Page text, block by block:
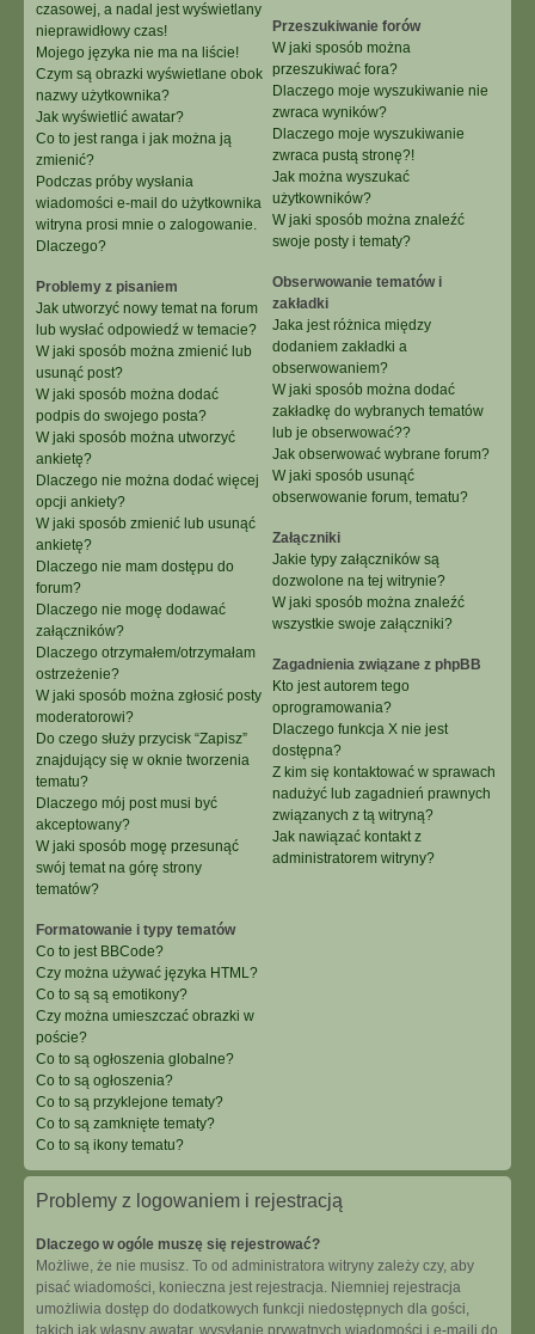
czasowej, a nadal jest wyświetlany
nieprawidłowy czas!
Mojego języka nie ma na liście!
Czym są obrazki wyświetlane obok
nazwy użytkownika?
Jak wyświetlić awatar?
Co to jest ranga i jak można ją
zmienić?
Podczas próby wysłania
wiadomości e-mail do użytkownika
witryna prosi mnie o zalogowanie.
Dlaczego?
Problemy z pisaniem
Jak utworzyć nowy temat na forum
lub wysłać odpowiedź w temacie?
W jaki sposób można zmienić lub
usunąć post?
W jaki sposób można dodać
podpis do swojego posta?
W jaki sposób można utworzyć
ankietę?
Dlaczego nie można dodać więcej
opcji ankiety?
W jaki sposób zmienić lub usunąć
ankietę?
Dlaczego nie mam dostępu do
forum?
Dlaczego nie mogę dodawać
załączników?
Dlaczego otrzymałem/otrzymałam
ostrzeżenie?
W jaki sposób można zgłosić posty
moderatorowi?
Do czego służy przycisk “Zapisz”
znajdujący się w oknie tworzenia
tematu?
Dlaczego mój post musi być
akceptowany?
W jaki sposób mogę przesunąć
swój temat na górę strony
tematów?
Formatowanie i typy tematów
Co to jest BBCode?
Czy można używać języka HTML?
Co to są są emotikony?
Czy można umieszczać obrazki w
poście?
Co to są ogłoszenia globalne?
Co to są ogłoszenia?
Co to są przyklejone tematy?
Co to są zamknięte tematy?
Co to są ikony tematu?
Przeszukiwanie forów
W jaki sposób można
przeszukiwać fora?
Dlaczego moje wyszukiwanie nie
zwraca wyników?
Dlaczego moje wyszukiwanie
zwraca pustą stronę?!
Jak można wyszukać
użytkowników?
W jaki sposób można znaleźć
swoje posty i tematy?
Obserwowanie tematów i
zakładki
Jaka jest różnica między
dodaniem zakładki a
obserwowaniem?
W jaki sposób można dodać
zakładkę do wybranych tematów
lub je obserwować??
Jak obserwować wybrane forum?
W jaki sposób usunąć
obserwowanie forum, tematu?
Załączniki
Jakie typy załączników są
dozwolone na tej witrynie?
W jaki sposób można znaleźć
wszystkie swoje załączniki?
Zagadnienia związane z phpBB
Kto jest autorem tego
oprogramowania?
Dlaczego funkcja X nie jest
dostępna?
Z kim się kontaktować w sprawach
nadużyć lub zagadnień prawnych
związanych z tą witryną?
Jak nawiązać kontakt z
administratorem witryny?
Problemy z logowaniem i rejestracją
Dlaczego w ogóle muszę się rejestrować?
Możliwe, że nie musisz. To od administratora witryny zależy czy, aby
pisać wiadomości, konieczna jest rejestracja. Niemniej rejestracja
umożliwia dostęp do dodatkowych funkcji niedostępnych dla gości,
takich jak własny awatar, wysyłanie prywatnych wiadomości i e-maili do